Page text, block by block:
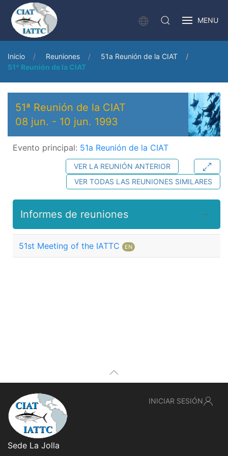
MENU
Inicio Reuniones
51a Reunión de la CIAT
51ª Reunión de la CIAT
51ª Reunión de la CIAT
08 jun. - 10 jun. 1993
Evento principal: 51a Reunión de la CIAT
VER LA REUNIÓN ANTERIOR
VER TODAS LAS REUNIONES SIMILARES
Informes de reuniones
51st Meeting of the IATTC EN
Sede La Jolla
INICIAR SESIÓN